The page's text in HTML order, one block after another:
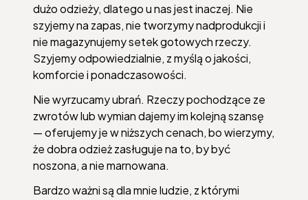
dużo odzieży, dlatego u nas jest inaczej. Nie
szyjemy na zapas, nie tworzymy nadprodukcji i
nie magazynujemy setek gotowych rzeczy.
Szyjemy odpowiedzialnie, z myślą o jakości,
komforcie i ponadczasowości.
Nie wyrzucamy ubrań. Rzeczy pochodzące ze
zwrotów lub wymian dajemy im kolejną szansę
— oferujemy je w niższych cenach, bo wierzymy,
że dobra odzież zasługuje na to, by być
noszona, a nie marnowana.
Bardzo ważni są dla mnie ludzie, z którymi